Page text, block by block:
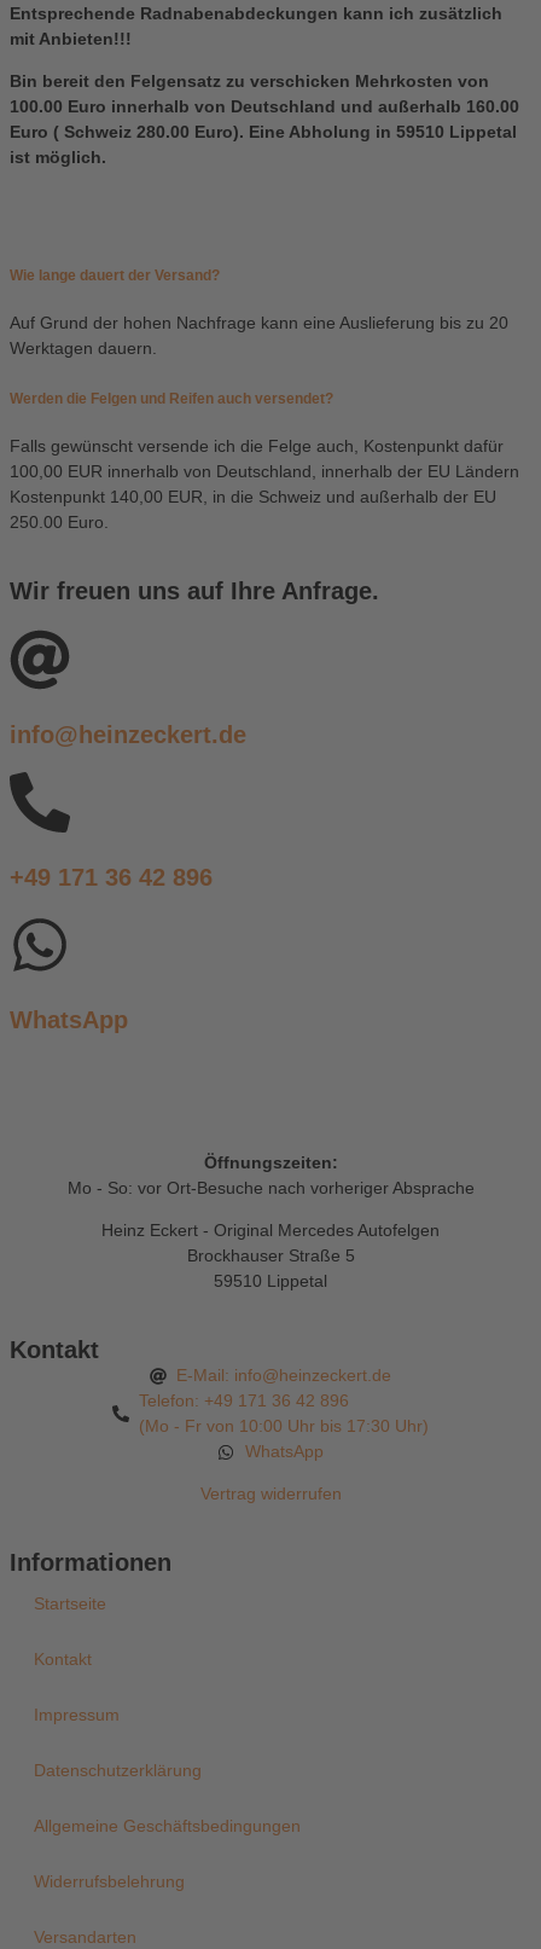
Entsprechende Radnabenabdeckungen kann ich zusätzlich
mit Anbieten!!!
Bin bereit den Felgensatz zu verschicken Mehrkosten von
100.00 Euro innerhalb von Deutschland und außerhalb 160.00
Euro ( Schweiz 280.00 Euro). Eine Abholung in 59510 Lippetal
ist möglich.
Wie lange dauert der Versand?
Auf Grund der hohen Nachfrage kann eine Auslieferung bis zu 20
Werktagen dauern.
Werden die Felgen und Reifen auch versendet?
Falls gewünscht versende ich die Felge auch, Kostenpunkt dafür
100,00 EUR innerhalb von Deutschland, innerhalb der EU Ländern
Kostenpunkt 140,00 EUR, in die Schweiz und außerhalb der EU
250.00 Euro.
Wir freuen uns auf Ihre Anfrage.
info@heinzeckert.de
+49 171 36 42 896
WhatsApp
Öffnungszeiten:
Mo - So: vor Ort-Besuche nach vorheriger Absprache
Heinz Eckert - Original Mercedes Autofelgen
Brockhauser Straße 5
59510 Lippetal
Kontakt
E-Mail: info@heinzeckert.de
Telefon: +49 171 36 42 896
(Mo - Fr von 10:00 Uhr bis 17:30 Uhr)
WhatsApp
Vertrag widerrufen
Informationen
Startseite
Kontakt
Impressum
Datenschutzerklärung
Allgemeine Geschäftsbedingungen
Widerrufsbelehrung
Versandarten